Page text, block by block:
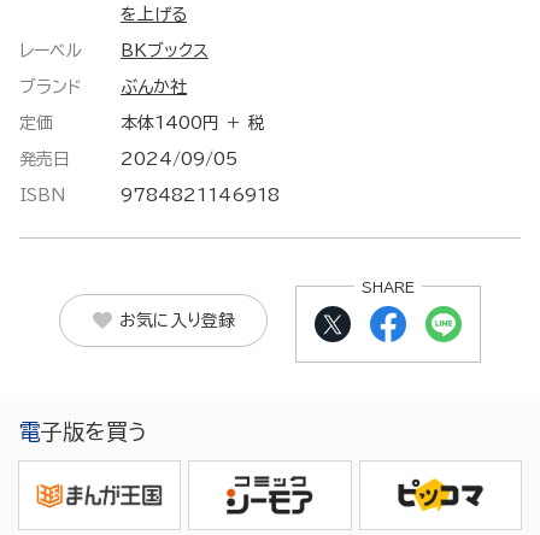
を上げる
レーベル BKブックス
ブランド ぶんか社
定価 本体1400円 ＋ 税
発売日 2024/09/05
ISBN 9784821146918
お気に入り登録
SHARE
電子版を買う